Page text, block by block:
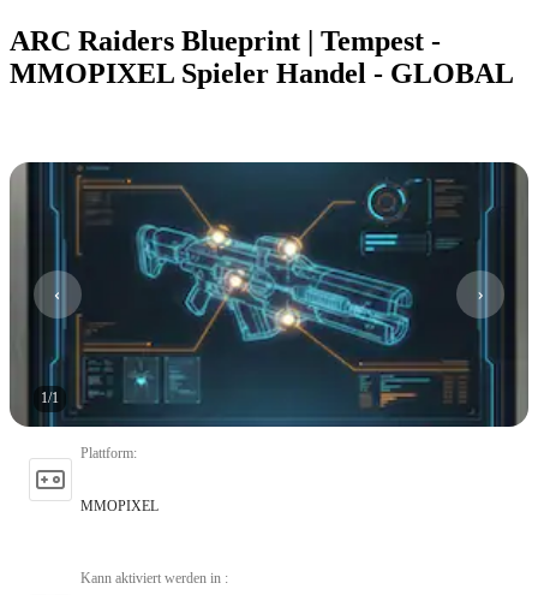
ARC Raiders Blueprint | Tempest -
MMOPIXEL Spieler Handel - GLOBAL
1/1
Plattform:
MMOPIXEL
Kann aktiviert werden in :